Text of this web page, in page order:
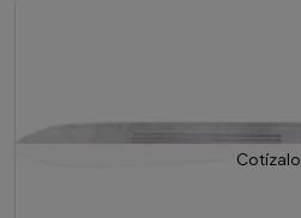
Cotízalo